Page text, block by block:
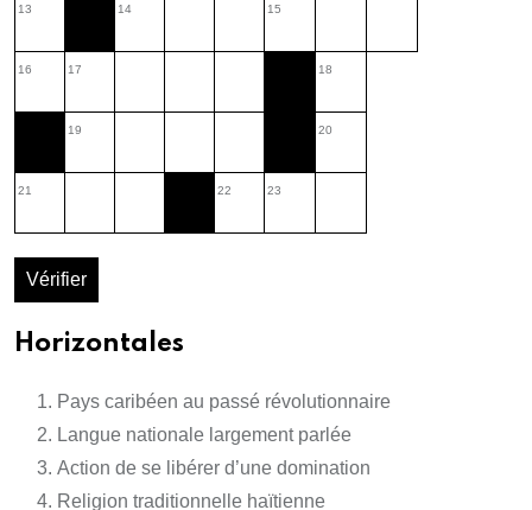
13 14 15
16 17 18
19 20
21 22 23
Vérifier
Horizontales
Pays caribéen au passé révolutionnaire
Langue nationale largement parlée
Action de se libérer d’une domination
Religion traditionnelle haïtienne